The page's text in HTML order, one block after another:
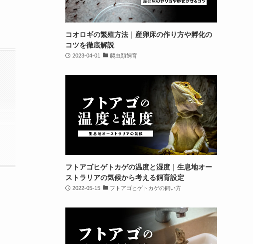
コオロギの繁殖方法｜産卵床の作り方や孵化の
コツを徹底解説
2023-04-01 爬虫類飼育
フトアゴヒゲトカゲの温度と湿度｜生息地オー
ストラリアの気候から考える飼育設定
2022-05-15 フトアゴヒゲトカゲの飼い方